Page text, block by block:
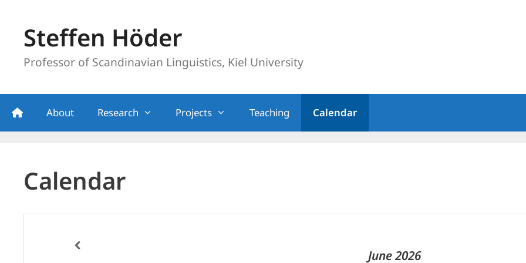
contentSteffen Höder
Professor of Scandinavian Linguistics, Kiel University
About Research Projects Teaching Calendar
Calendar
June2026